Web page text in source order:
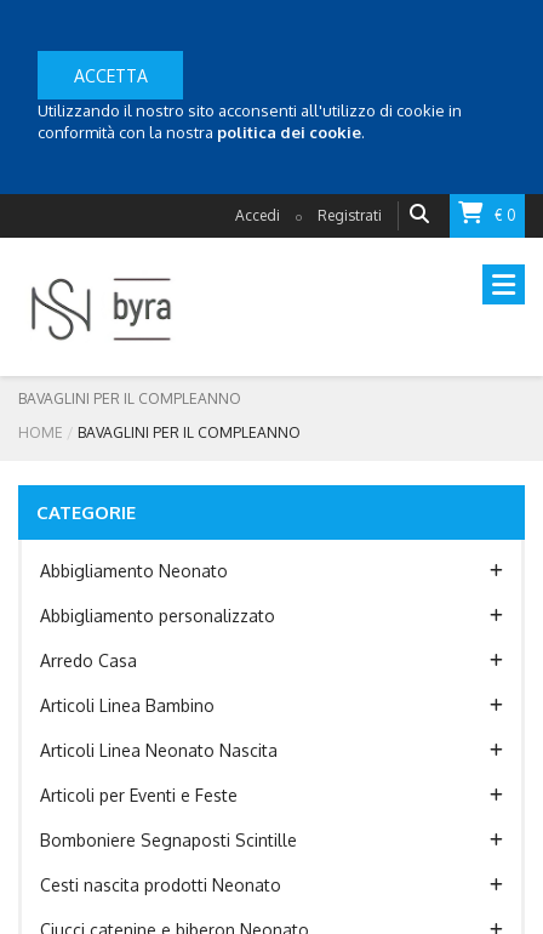
ACCETTA
Utilizzando il nostro sito acconsenti all'utilizzo di cookie in
conformità con la nostra politica dei cookie.
Accedi o Registrati € 0
BAVAGLINI PER IL COMPLEANNO
HOME
BAVAGLINI PER IL COMPLEANNO
CATEGORIE
Abbigliamento Neonato
Abbigliamento personalizzato
Arredo Casa
Articoli Linea Bambino
Articoli Linea Neonato Nascita
Articoli per Eventi e Feste
Bomboniere Segnaposti Scintille
Cesti nascita prodotti Neonato
Ciucci catenine e biberon Neonato